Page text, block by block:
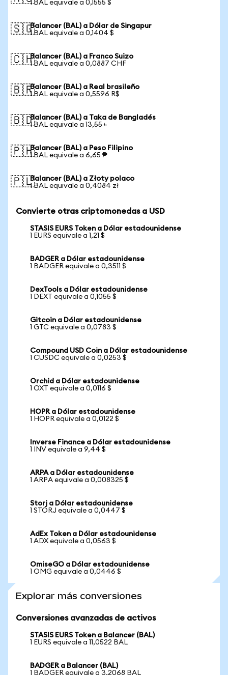
1 BAL equivale a 0,1555 $
🇸🇬Balancer (BAL) a Dólar de Singapur
1 BAL equivale a 0,1404 $
🇨🇭Balancer (BAL) a Franco Suizo
1 BAL equivale a 0,0887 CHF
🇧🇷Balancer (BAL) a Real brasileño
1 BAL equivale a 0,5596 R$
🇧🇩Balancer (BAL) a Taka de Bangladés
1 BAL equivale a 13,55 ৳
🇵🇭Balancer (BAL) a Peso Filipino
1 BAL equivale a 6,65 ₱
🇵🇱Balancer (BAL) a Złoty polaco
1 BAL equivale a 0,4084 zł
Convierte otras criptomonedas a USD
STASIS EURS Token a Dólar estadounidense
1 EURS equivale a 1,21 $
BADGER a Dólar estadounidense
1 BADGER equivale a 0,3511 $
DexTools a Dólar estadounidense
1 DEXT equivale a 0,1055 $
Gitcoin a Dólar estadounidense
1 GTC equivale a 0,0783 $
Compound USD Coin a Dólar estadounidense
1 CUSDC equivale a 0,0253 $
Orchid a Dólar estadounidense
1 OXT equivale a 0,0116 $
HOPR a Dólar estadounidense
1 HOPR equivale a 0,0122 $
Inverse Finance a Dólar estadounidense
1 INV equivale a 9,44 $
ARPA a Dólar estadounidense
1 ARPA equivale a 0,008325 $
Storj a Dólar estadounidense
1 STORJ equivale a 0,0447 $
AdEx Token a Dólar estadounidense
1 ADX equivale a 0,0563 $
OmiseGO a Dólar estadounidense
1 OMG equivale a 0,0446 $
Explorar más conversiones
Conversiones avanzadas de activos
STASIS EURS Token a Balancer (BAL)
1 EURS equivale a 11,0522 BAL
BADGER a Balancer (BAL)
1 BADGER equivale a 3,2068 BAL